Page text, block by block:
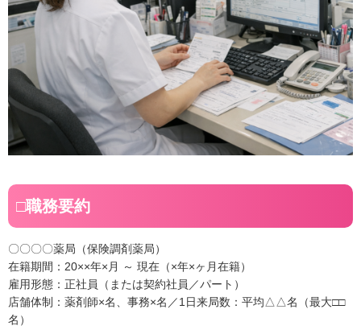
□職務要約
〇〇〇〇薬局（保険調剤薬局）
在籍期間：20××年×月 ～ 現在（×年×ヶ月在籍）
雇用形態：正社員（または契約社員／パート）
店舗体制：薬剤師×名、事務×名／1日来局数：平均△△名（最大□□
名）